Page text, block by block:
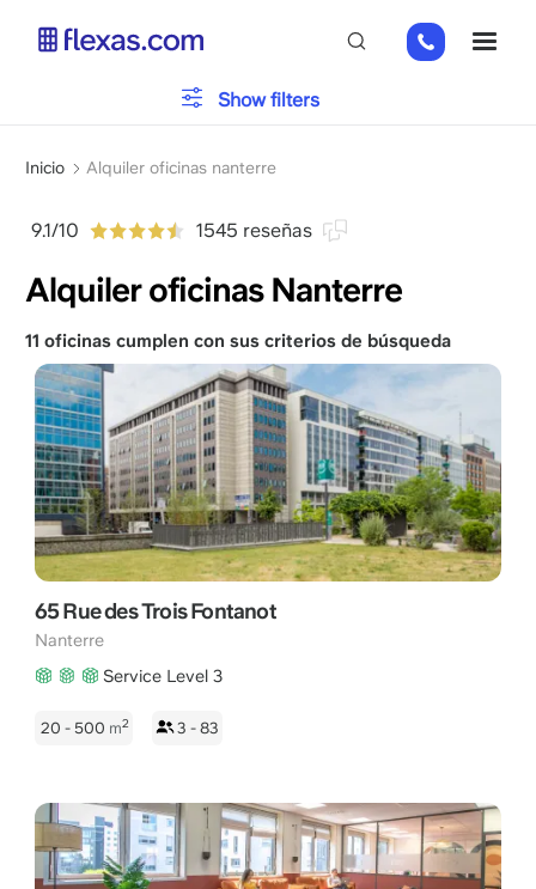
01
82
Sobrescribir
de
a
navegación
Inicio Alquiler oficinas nanterre
9.1/10 1545 reseñas
Alquiler oficinas Nanterre
Aparcamiento
Servicios
Por favor, elija el tamaño de su equipo x
Show filters
11 oficinas cumplen con sus criterios de búsqueda
65 Rue des Trois Fontanot
Nanterre
Service Level 3
20 - 500 m2 3 - 83